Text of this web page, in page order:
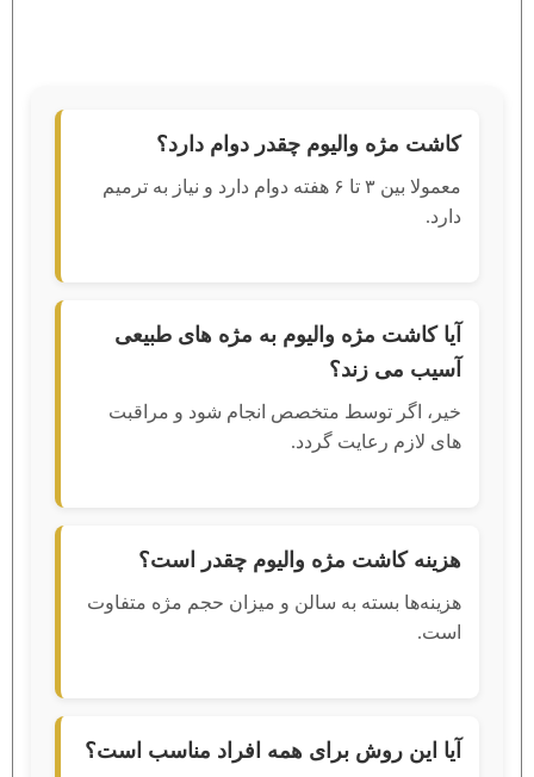
کاشت مژه والیوم چقدر دوام دارد؟
معمولا بین ۳ تا ۶ هفته دوام دارد و نیاز به ترمیم
دارد.
آیا کاشت مژه والیوم به مژه‌ های طبیعی
آسیب می ‌زند؟
خیر، اگر توسط متخصص انجام شود و مراقبت
‌های لازم رعایت گردد.
هزینه کاشت مژه والیوم چقدر است؟
هزینه‌ها بسته به سالن و میزان حجم مژه متفاوت
است.
آیا این روش برای همه افراد مناسب است؟